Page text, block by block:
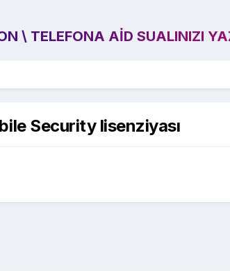
\ TELEFONA AID SUALINIZI
Security lisenziyası